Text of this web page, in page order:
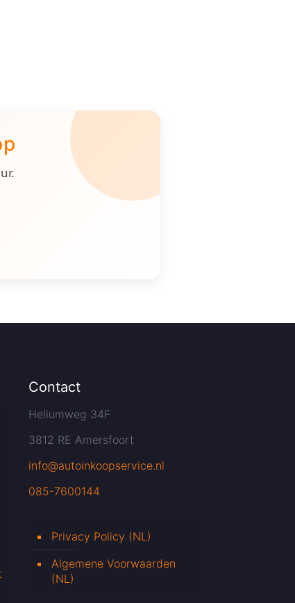
Contact
Heliumweg 34F
3812 RE Amersfoort
info@autoinkoopservice.nl
085-7600144
Privacy Policy (NL)
Algemene Voorwaarden
(NL)